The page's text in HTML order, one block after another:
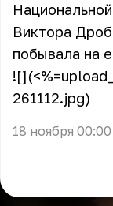
Виктора
побывала на
261112.jpg)
18 ноября